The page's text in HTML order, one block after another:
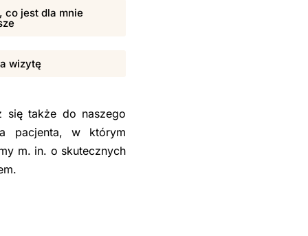
co jest dla mnie
wizytę
się także do naszego
pacjenta, w którym
m. in. o skutecznych